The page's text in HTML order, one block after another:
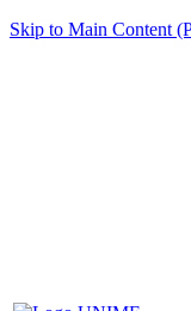
Skip to Main Content